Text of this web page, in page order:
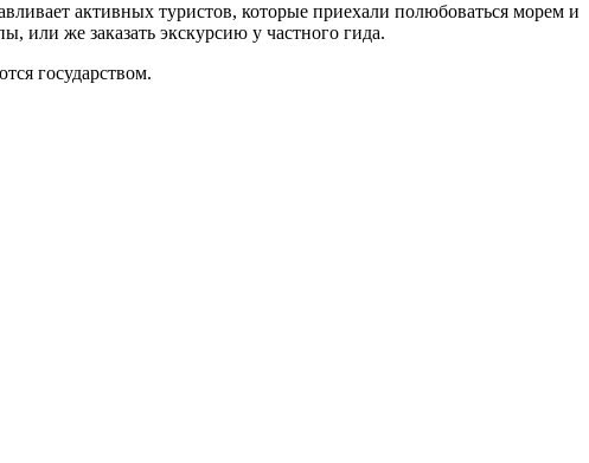
активных туристов, которые приехали полюбоваться морем и
или же заказать экскурсию у частного гида.
государством.